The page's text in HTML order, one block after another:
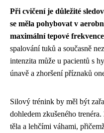
Při cvičení je důležité
se měla pohybovat v
maximální tepové frekvence
spalování tuků a současně
intenzita může u pacientů s
únavě a zhoršení příznaků
Silový trénink by měl být
dohledem zkušeného
těla a lehčími váhami,